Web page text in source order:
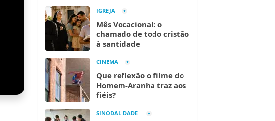
IGREJA
Mês Vocacional: o
chamado de todo cristão
à santidade
CINEMA
Que reflexão o filme do
Homem-Aranha traz aos
fiéis?
SINODALIDADE